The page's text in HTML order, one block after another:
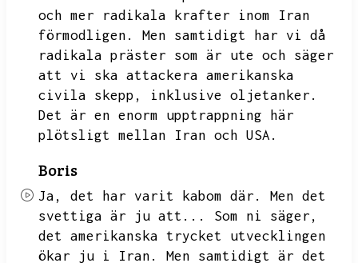
och mer radikala krafter inom Iran
förmodligen.
Men samtidigt har vi då
radikala präster som är ute och säger
att vi ska attackera amerikanska
civila skepp,
inklusive oljetanker.
Det är en enorm upptrappning här
plötsligt mellan Iran och USA.
Boris
Ja, det har varit kabom där.
Men det
svettiga är ju att...
Som ni säger,
det amerikanska trycket utvecklingen
ökar ju i Iran.
Men samtidigt är det